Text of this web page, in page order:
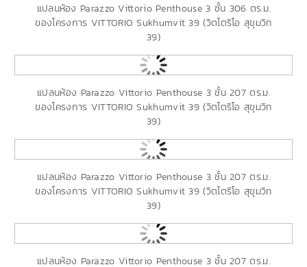
แปลนห้อง Parazzo Vittorio Penthouse 3 ชั้น 306 ตร.ม.
ของโครงการ VITTORIO Sukhumvit 39 (วิตโตริโอ สุขุมวิท
39)
แปลนห้อง Parazzo Vittorio Penthouse 3 ชั้น 207 ตร.ม.
ของโครงการ VITTORIO Sukhumvit 39 (วิตโตริโอ สุขุมวิท
39)
แปลนห้อง Parazzo Vittorio Penthouse 3 ชั้น 207 ตร.ม.
ของโครงการ VITTORIO Sukhumvit 39 (วิตโตริโอ สุขุมวิท
39)
แปลนห้อง Parazzo Vittorio Penthouse 3 ชั้น 207 ตร.ม.